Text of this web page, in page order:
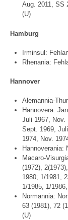
Aug. 2011, SS
(U)
Hamburg
Irminsul:
Rhenania:
Hannover
Alemannia-
Hannovera:
Juli 1967, Nov.
Sept. 1969,
1974, Nov.
Hannoverania:
Macaro-
(1972),
1980; 1/1981,
1/1985, 1/
Normannia:
63 (1981), 72
(U)